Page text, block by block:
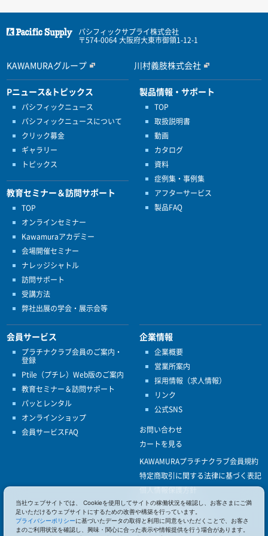
パシフィックサプライ株式会社
〒574-0064 大阪府大東市御領1-12-1
KAWAMURAグループ 川村義肢株式会社
Pニュース&トピックス
パシフィックニュース
パシフィックニュースについて
クリック募金
ギャラリー
トピックス
教育セミナー＆訪問サポート
TOP
オンラインセミナー
Kawamuraアカデミー
会場開催セミナー
ナレッジシャトル
訪問サポート
受講方法
弊社出展の学会・展示会等
製品情報・サポート
TOP
取扱説明書
動画
カタログ
資料
症例集・事例集
アフターサービス
製品FAQ
会員サービス
プラチナクラブ会員のご案内・
登録
Ptile（プチレ）Web版のご案内
教育セミナー＆訪問サポート
パッとレンタル
オンラインショップ
会員サービスFAQ
企業情報
企業概要
営業所案内
採用情報（求人情報）
リンク
公式SNS
お問い合わせ
カートを見る
KAWAMURAプラチナクラブ会員規約
特定商取引に関する法律に基づく表記
個人情報保護方針
ISO9001
健康経営優良法人認定
当社ウェブサイトでは、 Cookieを使用してサイトの稼働状況を確認し、お客さまにご満
足いただけるウェブサイトにするための改善や構築を行っています。
プライバシーポリシーに基づいたデータの取得と利用に同意をいただくことで、お客さ
まのご利用状況を確認し、興味・関心に合った表示や情報提供を行う場合があります。